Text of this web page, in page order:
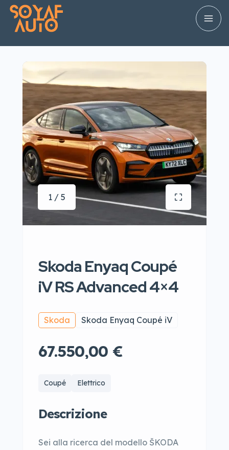
1 / 5
Skoda Enyaq Coupé
iV RS Advanced 4×4
Skoda Skoda Enyaq Coupé iV
67.550,00 €
Coupé Elettrico
Descrizione
Sei alla ricerca del modello ŠKODA